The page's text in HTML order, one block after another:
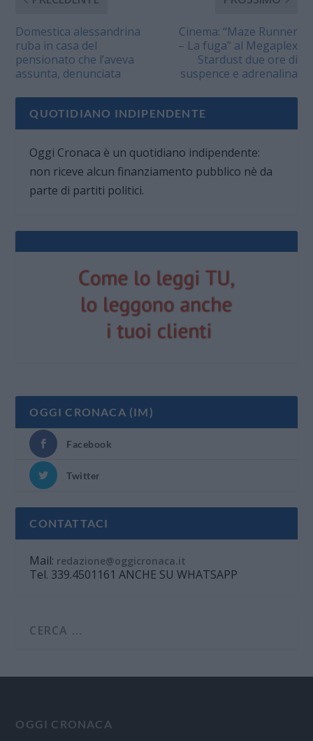
Domestica alessandrina
ruba in casa del
pensionato che l’aveva
assunta, denunciata
Cinema: “Maze Runner
– La fuga” al Megaplex
Stardust due ore di
suspence e adrenalina
QUOTIDIANO INDIPENDENTE
Oggi Cronaca è un quotidiano indipendente:
non riceve alcun finanziamento pubblico nè da
parte di partiti politici.
OGGI CRONACA (IM)
Facebook
Twitter
CONTATTACI
Mail: redazione@oggicronaca.it
Tel. 339.4501161 ANCHE SU WHATSAPP
OGGI CRONACA